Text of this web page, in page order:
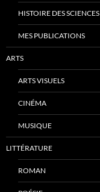
HISTOIRE DES SCIENCES
MES PUBLICATIONS
ARTS
ARTS VISUELS
CINÉMA
MUSIQUE
LITTÉRATURE
ROMAN